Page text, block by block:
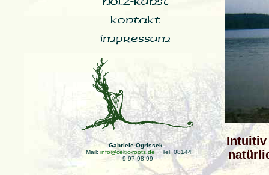
Gabriele Ogrissek
Mail: info@celtic-roots.de Tel. 08144
- 9 97 98 99
Intuitiv